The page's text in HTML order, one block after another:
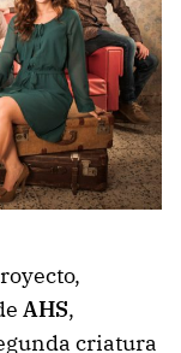
AHS,
criatura